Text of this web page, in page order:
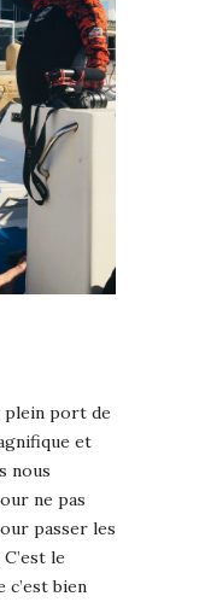
plein port de
et
nous
ne pas
passer les
le
c’est bien